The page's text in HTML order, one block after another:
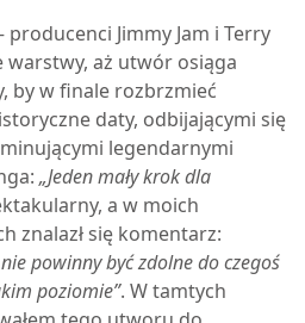
Jimmy Jam i Terry
warstwy, aż utwór osiąga
by w finale rozbrzmieć
daty, odbijającymi się
legendarnymi
„Jeden mały krok dla
a w moich
znalazł się komentarz:
powinny być zdolne do czegoś
poziomie”. W tamtych